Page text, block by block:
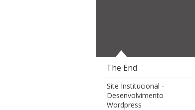
The End
Site Institucional -
Desenvolvimento
Wordpress